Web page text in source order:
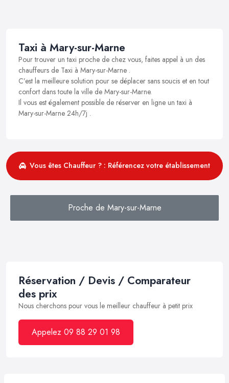
Taxi à Mary-sur-Marne
Pour trouver un taxi proche de chez vous, faites appel à un des
chauffeurs de Taxi à Mary-sur-Marne .
C’est la meilleure solution pour se déplacer sans soucis et en tout
confort dans toute la ville de Mary-sur-Marne.
Il vous est également possible de réserver en ligne un taxi à
Mary-sur-Marne 24h/7j .
Vous êtes Chauffeur ? : Référencez votre établissement
Proche de Mary-sur-Marne
Réservation / Devis / Comparateur
des prix
Nous cherchons pour vous le meilleur chauffeur à petit prix
Appelez 09 88 29 01 98